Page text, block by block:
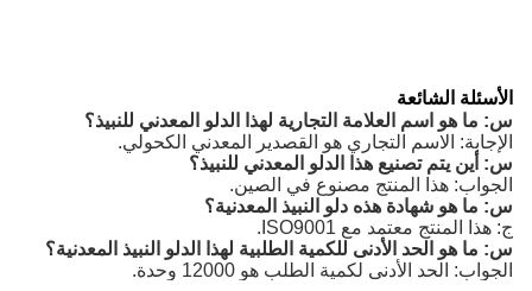
الأسئلة الشائعة
س: ما هو اسم العلامة التجارية لهذا الدلو المعدني للنبيذ؟
الإجابة: الاسم التجاري هو القصدير المعدني الكحولي.
س: أين يتم تصنيع هذا الدلو المعدني للنبيذ؟
الجواب: هذا المنتج مصنوع في الصين.
س: ما هو شهادة هذه دلو النبيذ المعدنية؟
ج: هذا المنتج معتمد مع ISO9001.
س: ما هو الحد الأدنى للكمية الطلبية لهذا الدلو النبيذ المعدنية؟
الجواب: الحد الأدنى لكمية الطلب هو 12000 وحدة.